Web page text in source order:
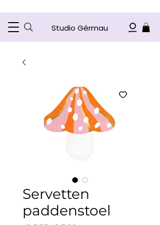
Studio Gérmau
Servetten
paddenstoel